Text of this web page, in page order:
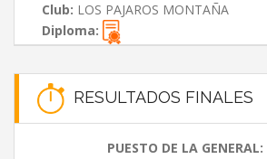
Club: LOS PAJAROS MONTAÑA
Diploma:
RESULTADOS FINALES
PUESTO DE LA GENERAL: